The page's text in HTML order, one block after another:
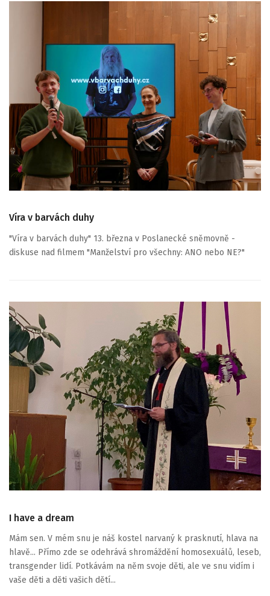
Víra v barvách duhy
"Víra v barvách duhy" 13. března v Poslanecké sněmovně -
diskuse nad filmem "Manželství pro všechny: ANO nebo NE?"
I have a dream
Mám sen. V mém snu je náš kostel narvaný k prasknutí, hlava na
hlavě... Přímo zde se odehrává shromáždění homosexuálů, leseb,
transgender lidí. Potkávám na něm svoje děti, ale ve snu vidím i
vaše děti a děti vašich dětí...